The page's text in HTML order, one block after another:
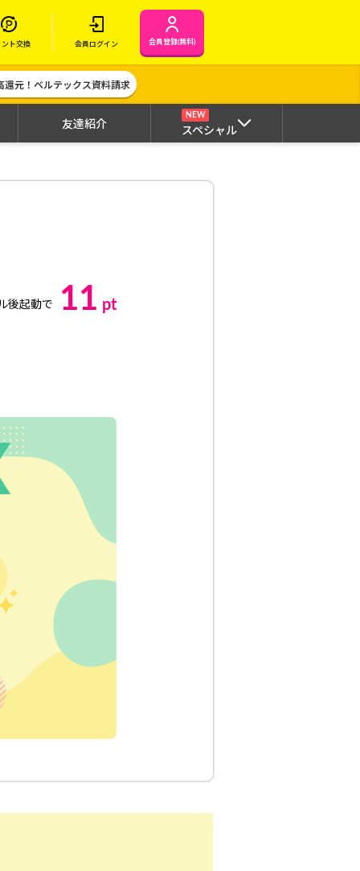
ント交換 会員ログイン 会員登録(無料)
還元！ベルテックス資料請求
友達紹介
NEW
スペシャル
後起動で 11 pt